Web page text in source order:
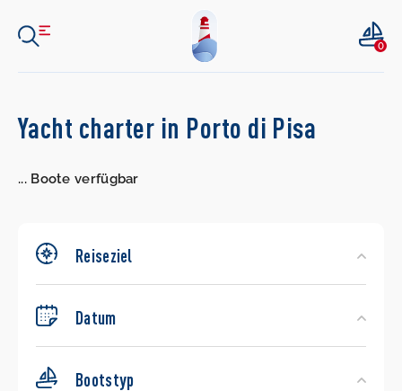
0
Search
Yacht charter in Porto di Pisa
...Boote verfügbar
Reiseziel
Datum
Bootstyp